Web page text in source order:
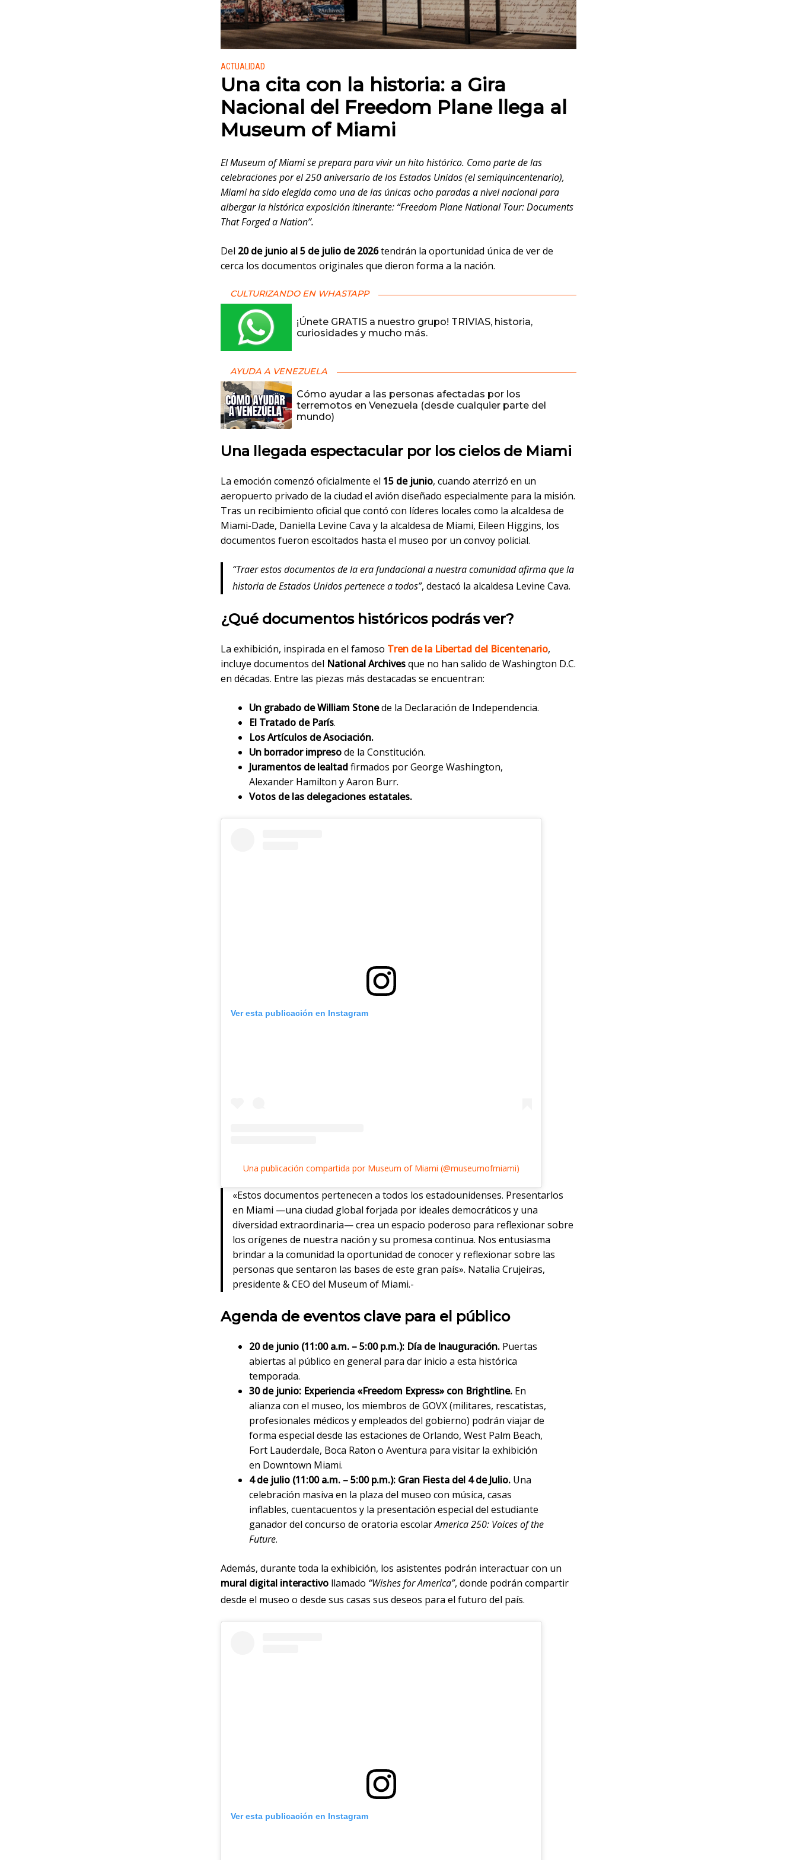
Publicado en:
ACTUALIDAD
Una cita con la historia: a Gira
Nacional del Freedom Plane llega al
Museum of Miami
El Museum of Miami se prepara para vivir un hito histórico. Como parte de las
celebraciones por el 250 aniversario de los Estados Unidos (el semiquincentenario),
Miami ha sido elegida como una de las únicas ocho paradas a nivel nacional para
albergar la histórica exposición itinerante: “Freedom Plane National Tour: Documents
That Forged a Nation”.
Del 20 de junio al 5 de julio de 2026tendrán la oportunidad única de ver de
cerca los documentos originales que dieron forma a la nación.
CULTURIZANDO EN WHASTAPP
¡Únete GRATIS a nuestro grupo! TRIVIAS, historia,
curiosidades y mucho más.
AYUDA A VENEZUELA
Cómo ayudar a las personas afectadas por los
terremotos en Venezuela (desde cualquier parte del
mundo)
Una llegada espectacular por los cielos de Miami
La emoción comenzó oficialmente el 15 de junio, cuando aterrizó en un
aeropuerto privado de la ciudad el avión diseñado especialmente para la misión.
Tras un recibimiento oficial que contó con líderes locales como la alcaldesa de
Miami-Dade, Daniella Levine Cava y la alcaldesa de Miami, Eileen Higgins, los
documentos fueron escoltados hasta el museo por un convoy policial.
“Traer estos documentos de la era fundacional a nuestra comunidad afirma que la
historia de Estados Unidos pertenece a todos”, destacó la alcaldesa Levine Cava.
¿Qué documentos históricos podrás ver?
La exhibición, inspirada en el famoso Tren de la Libertad del Bicentenario,
incluye documentos del National Archivesque no han salido de Washington D.C.
en décadas. Entre las piezas más destacadas se encuentran:
Un grabado de William Stonede la Declaración de Independencia.
El Tratado de París.
Los Artículos de Asociación.
Un borrador impresode la Constitución.
Juramentos de lealtadfirmados por George Washington,
Alexander Hamilton y Aaron Burr.
Votos de las delegaciones estatales.
Ver esta publicación en Instagram
Una publicación compartida por Museum of Miami (@museumofmiami)
«Estos documentos pertenecen a todos los estadounidenses. Presentarlos
en Miami —una ciudad global forjada por ideales democráticos y una
diversidad extraordinaria— crea un espacio poderoso para reflexionar sobre
los orígenes de nuestra nación y su promesa continua. Nos entusiasma
brindar a la comunidad la oportunidad de conocer y reflexionar sobre las
personas que sentaron las bases de este gran país». Natalia Crujeiras,
presidente & CEO del Museum of Miami.-
Agenda de eventos clave para el público
20 de junio (11:00 a.m. – 5:00 p.m.): Día de Inauguración. Puertas
abiertas al público en general para dar inicio a esta histórica
temporada.
30 de junio: Experiencia «Freedom Express» con Brightline. En
alianza con el museo, los miembros de GOVX (militares, rescatistas,
profesionales médicos y empleados del gobierno) podrán viajar de
forma especial desde las estaciones de Orlando, West Palm Beach,
Fort Lauderdale, Boca Raton o Aventura para visitar la exhibición
en Downtown Miami.
4 de julio (11:00 a.m. – 5:00 p.m.): Gran Fiesta del 4 de Julio. Una
celebración masiva en la plaza del museo con música, casas
inflables, cuentacuentos y la presentación especial del estudiante
ganador del concurso de oratoria escolarAmerica 250: Voices of the
Future.
Además, durante toda la exhibición, los asistentes podrán interactuar con un
mural digital interactivo llamado “Wishes for America”, donde podrán compartir
desde el museo o desde sus casas sus deseos para el futuro del país.
Ver esta publicación en Instagram